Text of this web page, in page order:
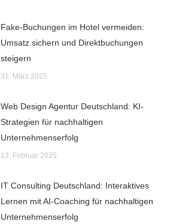
Fake-Buchungen im Hotel vermeiden:
Umsatz sichern und Direktbuchungen
steigern
31. März 2025
Web Design Agentur Deutschland: KI-
Strategien für nachhaltigen
Unternehmenserfolg
12. Februar 2025
IT Consulting Deutschland: Interaktives
Lernen mit AI-Coaching für nachhaltigen
Unternehmenserfolg